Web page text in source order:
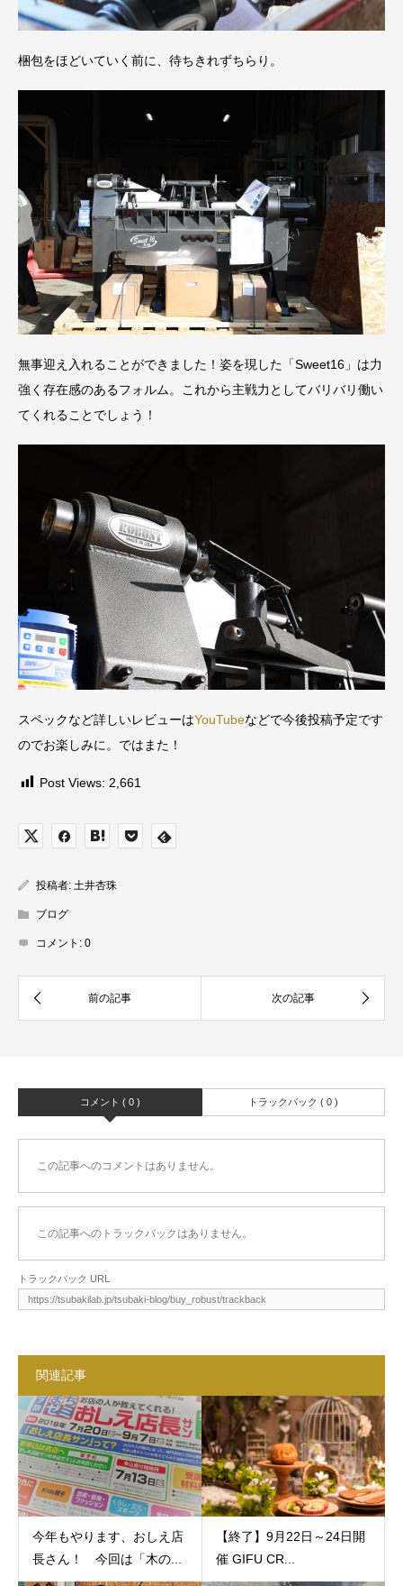
梱包をほどいていく前に、待ちきれずちらり。
無事迎え入れることができました！姿を現した「Sweet16」は力
強く存在感のあるフォルム。これから主戦力としてバリバリ働い
てくれることでしょう！
スペックなど詳しいレビューはYouTubeなどで今後投稿予定です
のでお楽しみに。ではまた！
Post Views: 2,661
投稿者: 土井杏珠
ブログ
コメント: 0
コメント ( 0 ) トラックバック ( 0 )
この記事へのコメントはありません。
この記事へのトラックバックはありません。
トラックバック URL
関連記事
今年もやります、おしえ店
長さん！ 今回は「木の...
【終了】9月22日～24日開
催 GIFU CR...